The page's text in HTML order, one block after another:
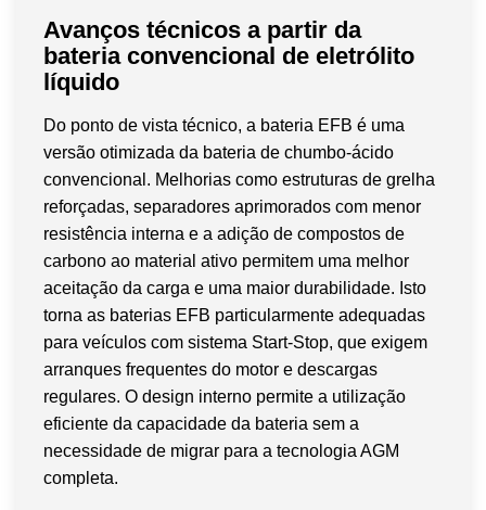
Avanços técnicos a partir da
bateria convencional de eletrólito
líquido
Do ponto de vista técnico, a bateria EFB é uma
versão otimizada da bateria de chumbo-ácido
convencional. Melhorias como estruturas de grelha
reforçadas, separadores aprimorados com menor
resistência interna e a adição de compostos de
carbono ao material ativo permitem uma melhor
aceitação da carga e uma maior durabilidade. Isto
torna as baterias EFB particularmente adequadas
para veículos com sistema Start-Stop, que exigem
arranques frequentes do motor e descargas
regulares. O design interno permite a utilização
eficiente da capacidade da bateria sem a
necessidade de migrar para a tecnologia AGM
completa.